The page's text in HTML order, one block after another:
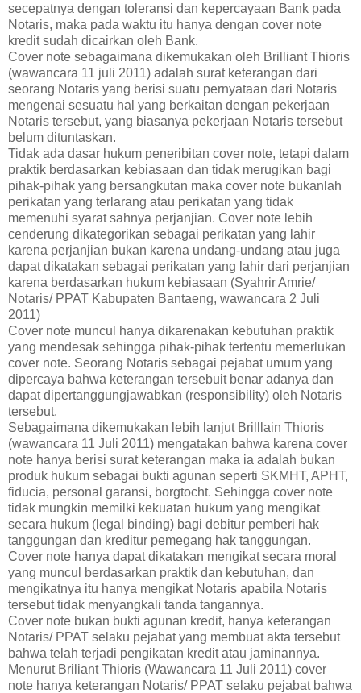
secepatnya dengan toleransi dan kepercayaan Bank pada
Notaris, maka pada waktu itu hanya dengan cover note
kredit sudah dicairkan oleh Bank.
Cover note sebagaimana dikemukakan oleh Brilliant Thioris
(wawancara 11 juli 2011) adalah surat keterangan dari
seorang Notaris yang berisi suatu pernyataan dari Notaris
mengenai sesuatu hal yang berkaitan dengan pekerjaan
Notaris tersebut, yang biasanya pekerjaan Notaris tersebut
belum dituntaskan.
Tidak ada dasar hukum peneribitan cover note, tetapi dalam
praktik berdasarkan kebiasaan dan tidak merugikan bagi
pihak-pihak yang bersangkutan maka cover note bukanlah
perikatan yang terlarang atau perikatan yang tidak
memenuhi syarat sahnya perjanjian. Cover note lebih
cenderung dikategorikan sebagai perikatan yang lahir
karena perjanjian bukan karena undang-undang atau juga
dapat dikatakan sebagai perikatan yang lahir dari perjanjian
karena berdasarkan hukum kebiasaan (Syahrir Amrie/
Notaris/ PPAT Kabupaten Bantaeng, wawancara 2 Juli
2011)
Cover note muncul hanya dikarenakan kebutuhan praktik
yang mendesak sehingga pihak-pihak tertentu memerlukan
cover note. Seorang Notaris sebagai pejabat umum yang
dipercaya bahwa keterangan tersebuit benar adanya dan
dapat dipertanggungjawabkan (responsibility) oleh Notaris
tersebut.
Sebagaimana dikemukakan lebih lanjut Brilllain Thioris
(wawancara 11 Juli 2011) mengatakan bahwa karena cover
note hanya berisi surat keterangan maka ia adalah bukan
produk hukum sebagai bukti agunan seperti SKMHT, APHT,
fiducia, personal garansi, borgtocht. Sehingga cover note
tidak mungkin memilki kekuatan hukum yang mengikat
secara hukum (legal binding) bagi debitur pemberi hak
tanggungan dan kreditur pemegang hak tanggungan.
Cover note hanya dapat dikatakan mengikat secara moral
yang muncul berdasarkan praktik dan kebutuhan, dan
mengikatnya itu hanya mengikat Notaris apabila Notaris
tersebut tidak menyangkali tanda tangannya.
Cover note bukan bukti agunan kredit, hanya keterangan
Notaris/ PPAT selaku pejabat yang membuat akta tersebut
bahwa telah terjadi pengikatan kredit atau jaminannya.
Menurut Briliant Thioris (Wawancara 11 Juli 2011) cover
note hanya keterangan Notaris/ PPAT selaku pejabat bahwa